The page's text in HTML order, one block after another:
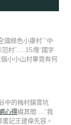
國綠色小康村”“中
范村”……15塊“國字
小小山村畢竟有何
中的梅村鎮霄坑
心得綴其間……“我
記王建偉先容。